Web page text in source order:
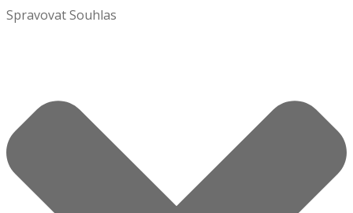
Spravovat Souhlas